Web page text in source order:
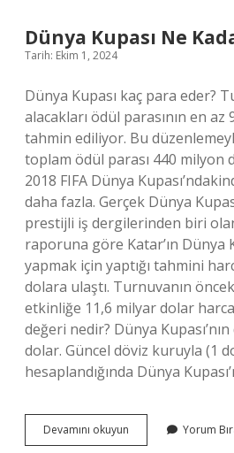
Dünya Kupası Ne
Tarih: Ekim 1, 2024
Dünya Kupası kaç para eder?
alacakları ödül parasının en
tahmin ediliyor. Bu
toplam ödül parası 440 milyon
2018 FIFA Dünya
daha fazla. Gerçek Dünya
prestijli iş dergilerinden biri
raporuna göre Katar’ın Dünya
yapmak için yaptığı tahmini
dolara ulaştı. Turnuvanın
etkinliğe 11,6 milyar dolar
değeri nedir? Dünya
dolar. Güncel döviz kuruyla (1
hesaplandığında Dünya
Devamını okuyun
Kupası
Yorum